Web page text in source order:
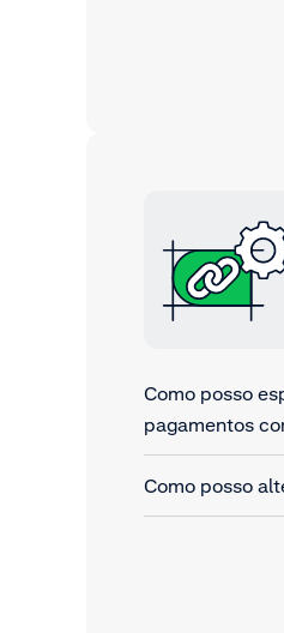
Como posso
pagamentos
Como posso